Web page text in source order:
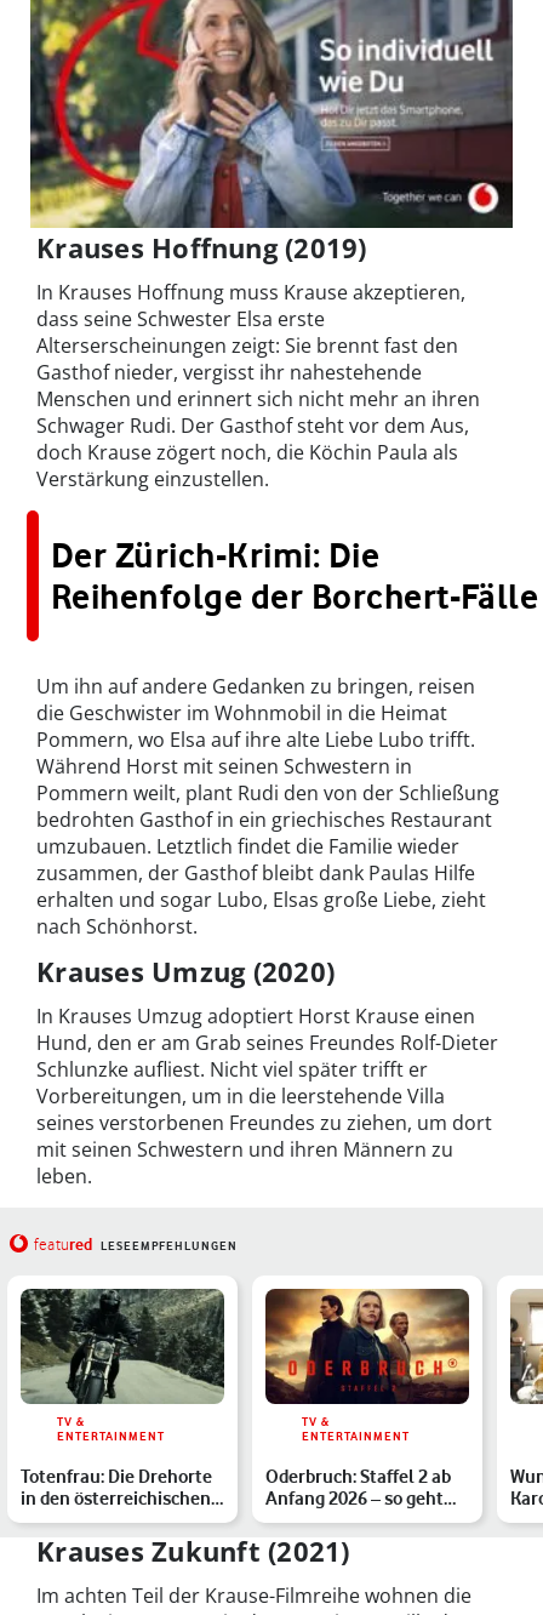
Krauses Hoffnung (2019)
In Krauses Hoffnung muss Krause akzeptieren,
dass seine Schwester Elsa erste
Alterserscheinungen zeigt: Sie brennt fast den
Gasthof nieder, vergisst ihr nahestehende
Menschen und erinnert sich nicht mehr an ihren
Schwager Rudi. Der Gasthof steht vor dem Aus,
doch Krause zögert noch, die Köchin Paula als
Verstärkung einzustellen.
Der Zürich-Krimi: Die
Reihenfolge der Borchert-Fälle
Um ihn auf andere Gedanken zu bringen, reisen
die Geschwister im Wohnmobil in die Heimat
Pommern, wo Elsa auf ihre alte Liebe Lubo trifft.
Während Horst mit seinen Schwestern in
Pommern weilt, plant Rudi den von der Schließung
bedrohten Gasthof in ein griechisches Restaurant
umzubauen. Letztlich findet die Familie wieder
zusammen, der Gasthof bleibt dank Paulas Hilfe
erhalten und sogar Lubo, Elsas große Liebe, zieht
nach Schönhorst.
Krauses Umzug (2020)
In Krauses Umzug adoptiert Horst Krause einen
Hund, den er am Grab seines Freundes Rolf-Dieter
Schlunzke aufliest. Nicht viel später trifft er
Vorbereitungen, um in die leerstehende Villa
seines verstorbenen Freundes zu ziehen, um dort
mit seinen Schwestern und ihren Männern zu
leben.
featured LESEEMPFEHLUNGEN
TV &
ENTERTAINMENT
Totenfrau: Die Drehorte
in den österreichischen
Alpen
TV &
ENTERTAINMENT
Oderbruch: Staffel 2 ab
Anfang 2026 – so geht
der Mystery-Thrille…
Krauses Zukunft (2021)
Im achten Teil der Krause-Filmreihe wohnen die